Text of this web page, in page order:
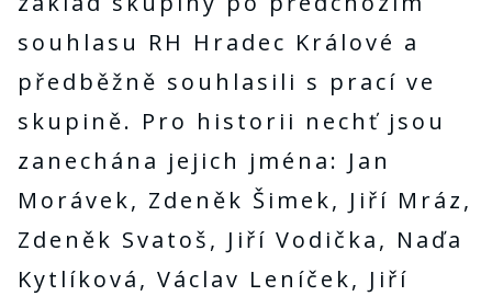
souhlasu RH Hradec Králové a
předběžně souhlasili s prací ve
skupině. Pro historii nechť jsou
zanechána jejich jména: Jan
Morávek, Zdeněk Šimek, Jiří Mráz,
Zdeněk Svatoš, Jiří Vodička, Naďa
Kytlíková, Václav Leníček, Jiří